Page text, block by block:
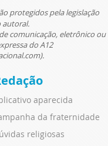
protegidos pela legislação
autoral.
comunicação, eletrônico ou
do A12
aparecida
da fraternidade
religiosas